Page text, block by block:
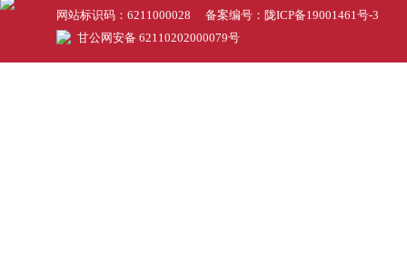
网站标识码：6211000028 备案编号： 陇ICP备19001461号-3
甘公网安备 62110202000079号